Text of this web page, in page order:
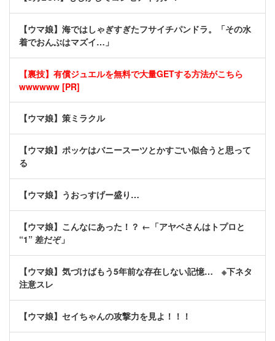
【ウマ娘】海ではしゃぎすぎたフサイチパンドラ。「その水
着でおんぶはマズイ…」
【裏技】有償ジュエルを無料で大量GETする方法がこちら
wwwwww [PR]
【ウマ娘】策ミラクル
【ウマ娘】ポッケはバニースーツとかすごい似合うと思って
る
【ウマ娘】うおっすげー盛り…
【ウマ娘】こんなにあった！？ ←「アヤベさんはトプロと
“1” 差だぞ」
【ウマ娘】気づけばもう5年前な存在しない記憶… ※下ネタ
注意スレ
【ウマ娘】セイちゃんの攻撃力を見よ！！！